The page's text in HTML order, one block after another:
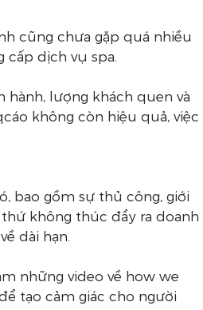
cũng chưa gặp quá nhiều
dịch vụ spa.
hành, lượng khách quen và
không còn hiệu quả, việc
bao gồm sự thủ công, giới
không thúc đẩy ra doanh
dài hạn.
những video về how we
tạo cảm giác cho người